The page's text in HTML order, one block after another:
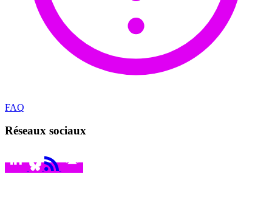
FAQ
Réseaux sociaux